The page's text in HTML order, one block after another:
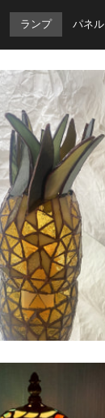
ランプ パネル